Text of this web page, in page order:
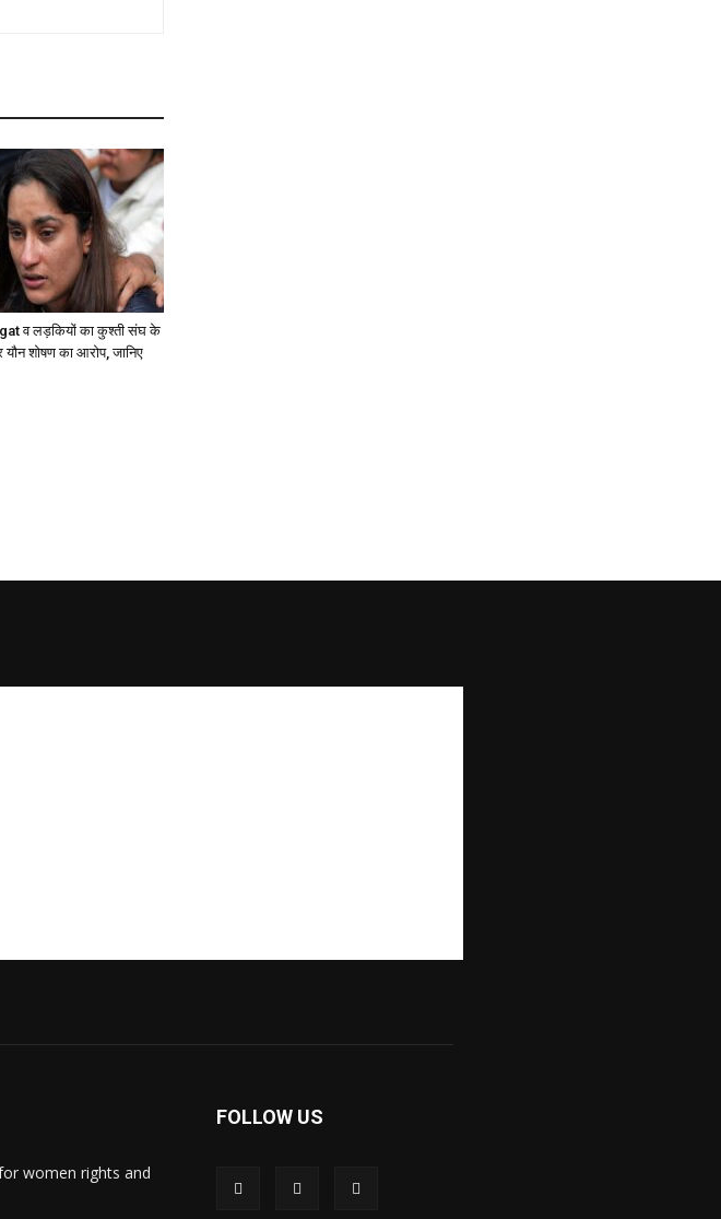
व लड़कियों का कुश्ती संघ के
यौन शोषण का आरोप, जानिए
women rights and
FOLLOW US